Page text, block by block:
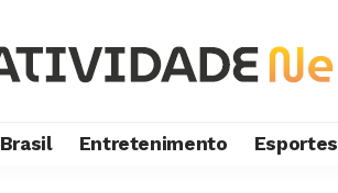
Brasil Entretenimento Esportes